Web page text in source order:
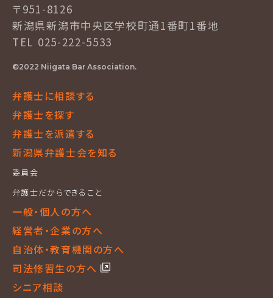
〒951-8126
新潟県新潟市中央区学校町通1番町1番地
TEL 025-222-5533
©2022 Niigata Bar Association.
弁護士に相談する
弁護士を探す
弁護士を派遣する
新潟県弁護士会を知る
委員会
弁護士だからできること
一般・個人の方へ
経営者・企業の方へ
自治体・教育機関の方へ
司法修習生の方へ
シニア相談